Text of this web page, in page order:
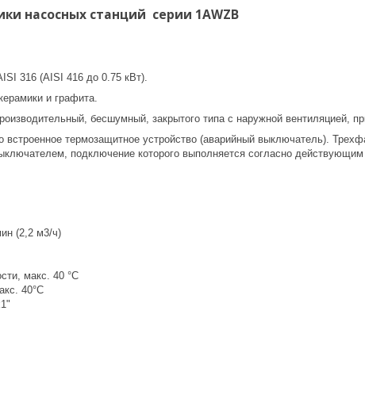
насосных станций серии 1AWZB
316 (AISI 416 до 0.75 кВт).
и графита.
бесшумный, закрытого типа с наружной вентиляцией,
встроенное термозащитное устройство (аварийный выключатель).
подключение которого выполняется согласно
(2,2 м3/ч)
макс. 40 °C
40°C